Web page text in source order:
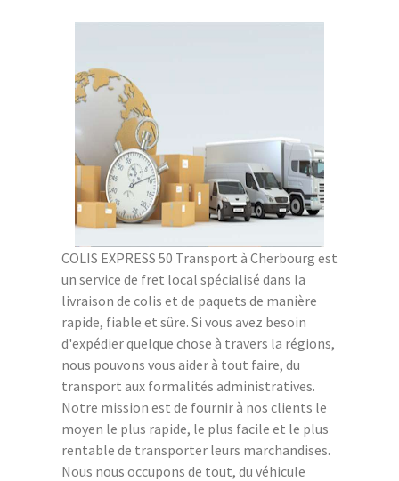
COLIS EXPRESS 50 Transport à Cherbourg est
un service de fret local spécialisé dans la
livraison de colis et de paquets de manière
rapide, fiable et sûre. Si vous avez besoin
d'expédier quelque chose à travers la régions,
nous pouvons vous aider à tout faire, du
transport aux formalités administratives.
Notre mission est de fournir à nos clients le
moyen le plus rapide, le plus facile et le plus
rentable de transporter leurs marchandises.
Nous nous occupons de tout, du véhicule